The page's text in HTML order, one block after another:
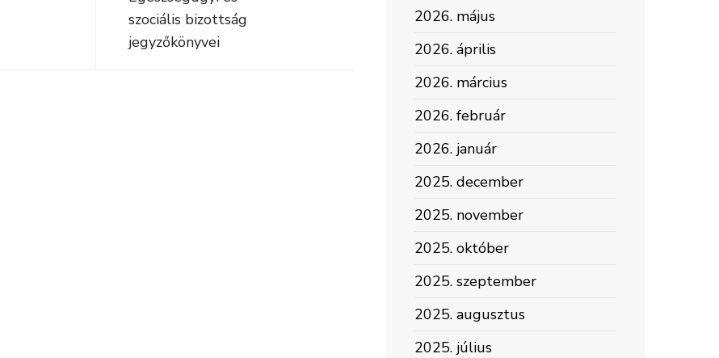
szociális bizottság
jegyzőkönyvei
2026. május
2026. április
2026. március
2026. február
2026. január
2025. december
2025. november
2025. október
2025. szeptember
2025. augusztus
2025. július